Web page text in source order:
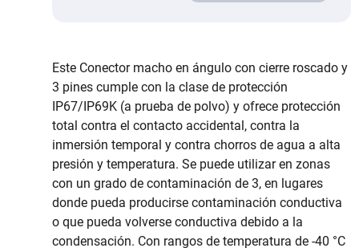
Este Conector macho en ángulo con cierre roscado y
3 pines cumple con la clase de protección
IP67/IP69K (a prueba de polvo) y ofrece protección
total contra el contacto accidental, contra la
inmersión temporal y contra chorros de agua a alta
presión y temperatura. Se puede utilizar en zonas
con un grado de contaminación de 3, en lugares
donde pueda producirse contaminación conductiva
o que pueda volverse conductiva debido a la
condensación. Con rangos de temperatura de -40 °C